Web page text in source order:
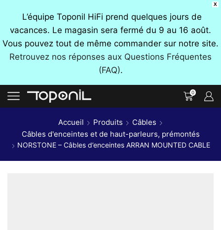
X
L’équipe Toponil HiFi prend quelques jours de
vacances. Le magasin sera fermé du 9 au 16 août.
Vous pouvez tout de même commander sur notre site.
Retrouvez nos réponses aux Questions Fréquentes
(FAQ).
0
Accueil Produits
Câbles
Câbles d'enceintes et de haut-parleurs, prémontés
NORSTONE – Câbles d’enceintes ARRAN MOUNTED CABLE